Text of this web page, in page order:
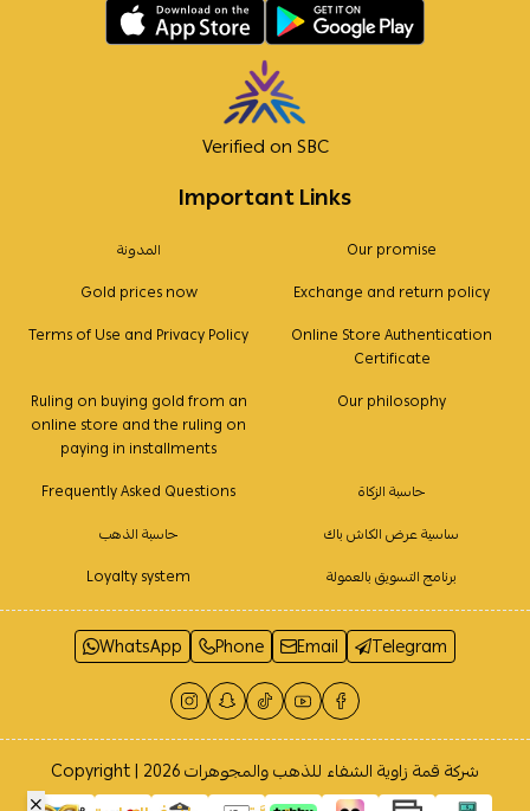
Important Links
المدونة
Our promise
Gold prices now
Exchange and return policy
Terms of Use and Privacy Policy
Online Store Authentication
Certificate
Ruling on buying gold from an
online store and the ruling on
paying in installments
Our philosophy
Frequently Asked Questions
حاسبة الزكاة
حاسبة الذهب
ساسية عرض الكاش باك
Loyalty system
برنامج التسويق بالعمولة
Verified on SBC
WhatsApp Phone Email Telegram
Copyright | 2026شركة قمة زاوية الشفاء للذهب والمجوهرات